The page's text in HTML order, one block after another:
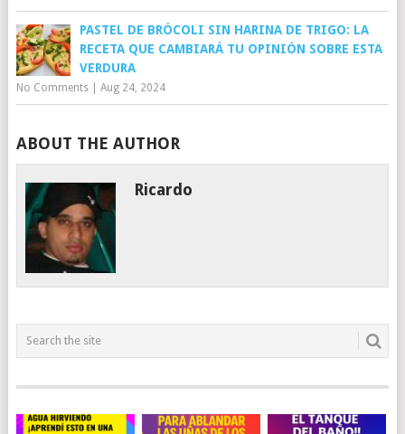
PASTEL DE BRÓCOLI SIN HARINA DE TRIGO: LA
RECETA QUE CAMBIARÁ TU OPINIÓN SOBRE ESTA
VERDURA
No Comments| Aug 24, 2024
ABOUT THE AUTHOR
Ricardo